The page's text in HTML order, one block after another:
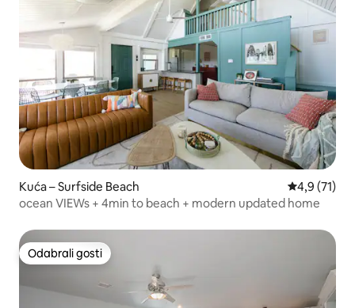
Kuća – Surfside Beach Prosječna
4,9 (71)
ocean VIEWs + 4min to beach + modern updated home
Odabrali gosti
Odabrali gosti